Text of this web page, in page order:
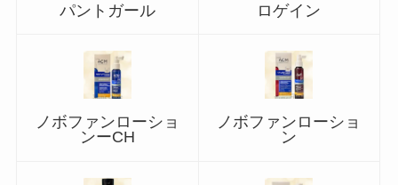
パントガール ロゲイン
ノボファンローショ
ンーCH
ノボファンローショ
ン